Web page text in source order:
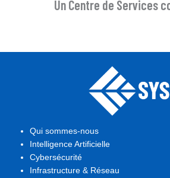
Un Centre de Services
Qui sommes-nous
Intelligence Artificielle
Cybersécurité
Infrastructure & Réseau